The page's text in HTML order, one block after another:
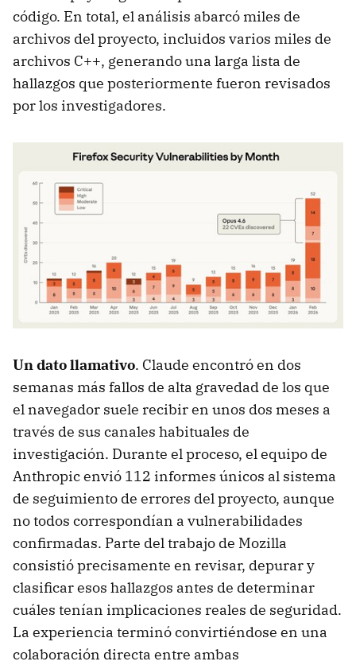
código. En total, el análisis abarcó miles de
archivos del proyecto, incluidos varios miles de
archivos C++, generando una larga lista de
hallazgos que posteriormente fueron revisados
por los investigadores.
Un dato llamativo. Claude encontró en dos
semanas más fallos de alta gravedad de los que
el navegador suele recibir en unos dos meses a
través de sus canales habituales de
investigación. Durante el proceso, el equipo de
Anthropic envió 112 informes únicos al sistema
de seguimiento de errores del proyecto, aunque
no todos correspondían a vulnerabilidades
confirmadas. Parte del trabajo de Mozilla
consistió precisamente en revisar, depurar y
clasificar esos hallazgos antes de determinar
cuáles tenían implicaciones reales de seguridad.
La experiencia terminó convirtiéndose en una
colaboración directa entre ambas